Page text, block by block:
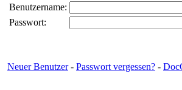
Benutzername:
Passwort:
Neuer Benutzer- Passwort vergessen? -